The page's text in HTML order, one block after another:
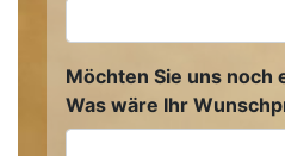
Möchten Sie uns noch
Was wäre Ihr